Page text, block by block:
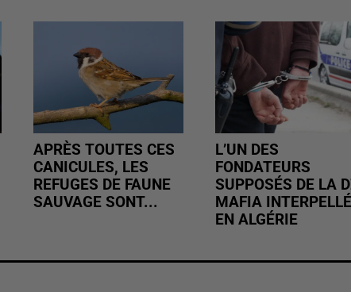
APRÈS TOUTES CES
CANICULES, LES
REFUGES DE FAUNE
SAUVAGE SONT...
L’UN DES
FONDATEURS
SUPPOSÉS DE LA
MAFIA INTERPELLÉ
EN ALGÉRIE